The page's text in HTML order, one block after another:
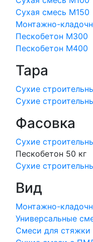
Сухая смесь М150
Монтажно-
Пескобетон М300
Пескобетон М400
Тара
Сухие
Сухие
Фасовка
Сухие
Пескобетон 50 кг
Сухие
Вид
Монтажно-
Универсальные
Смеси для стяжки